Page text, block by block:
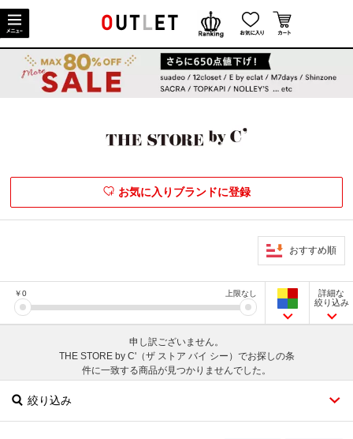
お気に入りブランドに登録
おすすめ順
￥0 上限なし
詳細な
絞り込み
申し訳ございません。
THE STORE by C'（ザ ストア バイ シー）でお探しの条
件に一致する商品が見つかりませんでした。
絞り込み